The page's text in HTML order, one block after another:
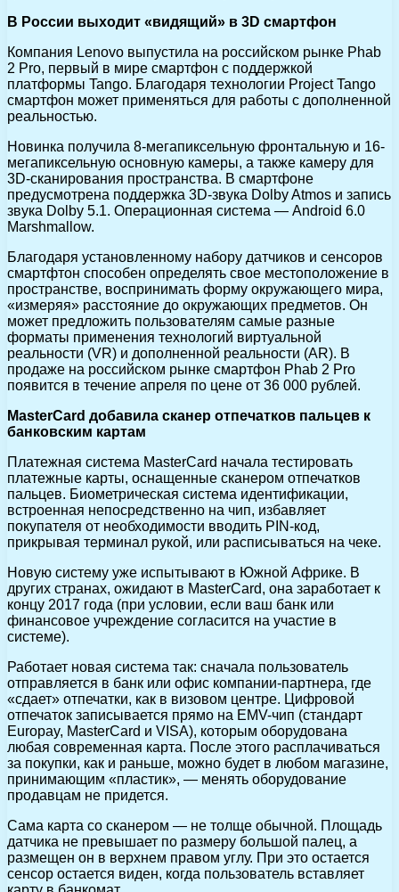
В России выходит «видящий» в 3D смартфон
Компания Lenovo выпустила на российском рынке Phab
2 Pro, первый в мире смартфон с поддержкой
платформы Tango. Благодаря технологии Project Tango
смартфон может применяться для работы с дополненной
реальностью.
Новинка получила 8-мегапиксельную фронтальную и 16-
мегапиксельную основную камеры, а также камеру для
3D-сканирования пространства. В смартфоне
предусмотрена поддержка 3D-звука Dolby Atmos и запись
звука Dolby 5.1. Операционная система — Android 6.0
Marshmallow.
Благодаря установленному набору датчиков и сенсоров
смартфтон способен определять свое местоположение в
пространстве, воспринимать форму окружающего мира,
«измеряя» расстояние до окружающих предметов. Он
может предложить пользователям самые разные
форматы применения технологий виртуальной
реальности (VR) и дополненной реальности (AR). В
продаже на российском рынке смартфон Phab 2 Pro
появится в течение апреля по цене от 36 000 рублей.
MasterCard добавила сканер отпечатков пальцев к
банковским картам
Платежная система MasterCard начала тестировать
платежные карты, оснащенные сканером отпечатков
пальцев. Биометрическая система идентификации,
встроенная непосредственно на чип, избавляет
покупателя от необходимости вводить PIN-код,
прикрывая терминал рукой, или расписываться на чеке.
Новую систему уже испытывают в Южной Африке. В
других странах, ожидают в MasterCard, она заработает к
концу 2017 года (при условии, если ваш банк или
финансовое учреждение согласится на участие в
системе).
Работает новая система так: сначала пользователь
отправляется в банк или офис компании-партнера, где
«сдает» отпечатки, как в визовом центре. Цифровой
отпечаток записывается прямо на EMV-чип (стандарт
Europay, MasterCard и VISA), которым оборудована
любая современная карта. После этого расплачиваться
за покупки, как и раньше, можно будет в любом магазине,
принимающим «пластик», — менять оборудование
продавцам не придется.
Сама карта со сканером — не толще обычной. Площадь
датчика не превышает по размеру большой палец, а
размещен он в верхнем правом углу. При это остается
сенсор остается виден, когда пользователь вставляет